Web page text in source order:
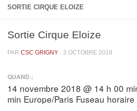
SORTIE CIRQUE ELOIZE
Sortie Cirque Eloize
PAR CSC GRIGNY · 3 OCTOBRE 2018
QUAND :
14 novembre 2018 @ 14 h 00
min Europe/Paris Fuseau horaire